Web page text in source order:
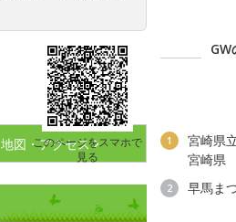
このページをスマホで
見る
地図・アクセス 1
宮崎県
宮崎県
2
早馬ま